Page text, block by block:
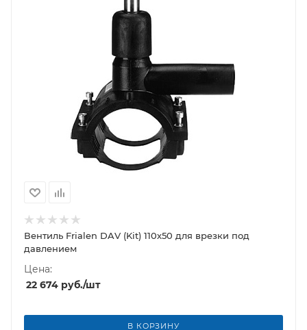
Вентиль Frialen DAV (Kit) 110х50 для врезки под
давлением
Цена:
22 674 руб./шт
В КОРЗИНУ